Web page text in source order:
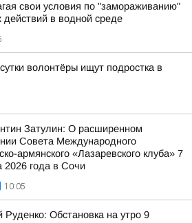
свои условия по "замораживанию"
действий в водной среде
волонтёры ищут подростка в
Затулин: О расширенном
Совета Международного
армянского «Лазаревского клуба» 7
2026 года в Сочи
10:05
Руденко: Обстановка на утро 9